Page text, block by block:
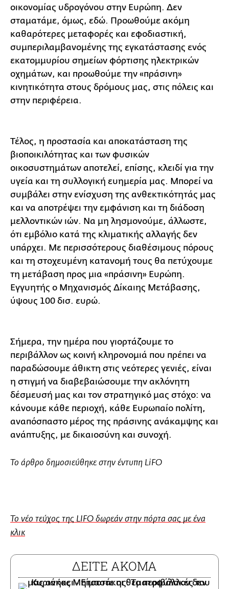
οικονομίας υδρογόνου στην Ευρώπη. Δεν
σταματάμε, όμως, εδώ. Προωθούμε ακόμη
καθαρότερες μεταφορές και εφοδιαστική,
συμπεριλαμβανομένης της εγκατάστασης ενός
εκατομμυρίου σημείων φόρτισης ηλεκτρικών
οχημάτων, και προωθούμε την «πράσινη»
κινητικότητα στους δρόμους μας, στις πόλεις και
στην περιφέρεια.
Τέλος, η προστασία και αποκατάσταση της
βιοποικιλότητας και των φυσικών
οικοσυστημάτων αποτελεί, επίσης, κλειδί για την
υγεία και τη συλλογική ευημερία μας. Μπορεί να
συμβάλει στην ενίσχυση της ανθεκτικότητάς μας
και να αποτρέψει την εμφάνιση και τη διάδοση
μελλοντικών ιών. Να μη λησμονούμε, άλλωστε,
ότι εμβόλιο κατά της κλιματικής αλλαγής δεν
υπάρχει. Με περισσότερους διαθέσιμους πόρους
και τη στοχευμένη κατανομή τους θα πετύχουμε
τη μετάβαση προς μια «πράσινη» Ευρώπη.
Εγγυητής ο Μηχανισμός Δίκαιης Μετάβασης,
ύψους 100 δισ. ευρώ.
Σήμερα, την ημέρα που γιορτάζουμε το
περιβάλλον ως κοινή κληρονομιά που πρέπει να
παραδώσουμε άθικτη στις νεότερες γενιές, είναι
η στιγμή να διαβεβαιώσουμε την ακλόνητη
δέσμευσή μας και τον στρατηγικό μας στόχο: να
κάνουμε κάθε περιοχή, κάθε Ευρωπαίο πολίτη,
αναπόσπαστο μέρος της πράσινης ανάκαμψης και
ανάπτυξης, με δικαιοσύνη και συνοχή.
Το άρθρο δημοσιεύθηκε στην έντυπη LiFO
Το νέο τεύχος της LIFO δωρεάν στην πόρτα σας με ένα
κλικ
ΔΕΙΤΕ ΑΚΟΜΑ